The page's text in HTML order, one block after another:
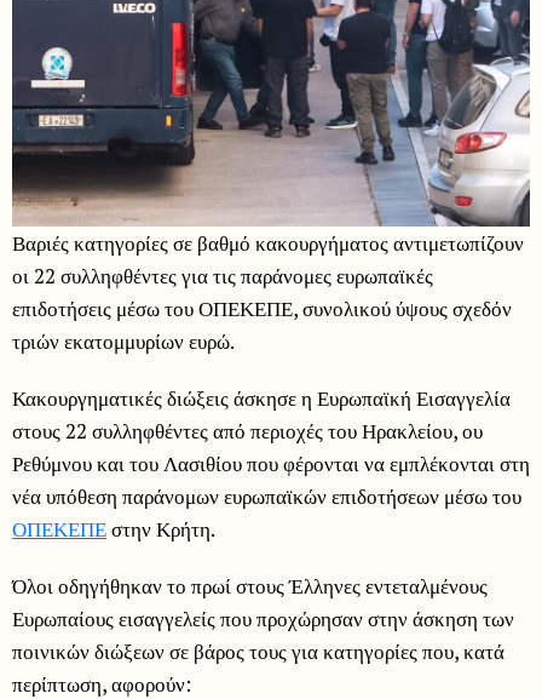
Βαριές κατηγορίες σε βαθμό κακουργήματος αντιμετωπίζουν
οι 22 συλληφθέντες για τις παράνομες ευρωπαϊκές
επιδοτήσεις μέσω του ΟΠΕΚΕΠΕ, συνολικού ύψους σχεδόν
τριών εκατομμυρίων ευρώ.
Κακουργηματικές διώξεις άσκησε η Ευρωπαϊκή Εισαγγελία
στους 22 συλληφθέντες από περιοχές του Ηρακλείου, ου
Ρεθύμνου και του Λασιθίου που φέρονται να εμπλέκονται στη
νέα υπόθεση παράνομων ευρωπαϊκών επιδοτήσεων μέσω του
ΟΠΕΚΕΠΕστην Κρήτη.
Όλοι οδηγήθηκαν το πρωί στους Έλληνες εντεταλμένους
Ευρωπαίους εισαγγελείς που προχώρησαν στην άσκηση των
ποινικών διώξεων σε βάρος τους για κατηγορίες που, κατά
περίπτωση, αφορούν: